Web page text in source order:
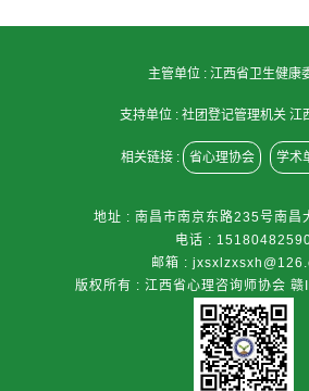
主管单位 : 江西省卫生健康
支持单位 : 社团登记管理机关 江
相关链接 : 省心理协会 学术
地址 : 南昌市南京东路235号南昌
电话 :
邮箱 :
版权所有 : 江西省心理咨询师协会 赣